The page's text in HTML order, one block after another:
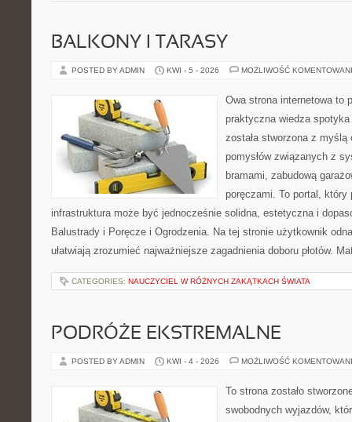
BALKONY I TARASY
POSTED BY ADMIN KWI - 5 - 2026 MOŻLIWOŚĆ
Owa strona internetowa to
praktyczna wiedza
została stworzona z
pomysłów związanych z
bramami, zabudową
poręczami. To portal, który
infrastruktura może być jednocześnie solidna, estetyczna i
Balustrady i Poręcze i Ogrodzenia. Na tej stronie użytkownik
ułatwiają zrozumieć najważniejsze zagadnienia doboru płotów.
CATEGORIES: NAUCZYCIEL W RÓŻNYCH ZAKĄTKACH ŚWIATA
PODRÓŻE EKSTREMALNE
POSTED BY ADMIN KWI - 4 - 2026 MOŻLIWOŚĆ
To strona zostało
swobodnych wyjazdów,